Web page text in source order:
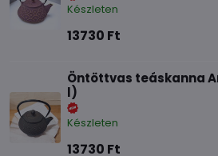
Készleten
13730 Ft
Öntöttvas teáskanna
l)
Készleten
13730 Ft